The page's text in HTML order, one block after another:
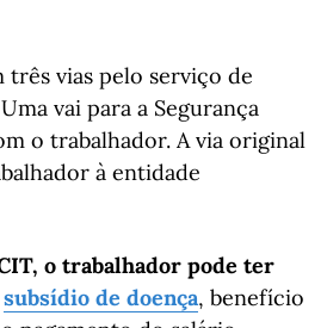
vias pelo serviço de
vai para a Segurança
o trabalhador. A via original
à entidade
o trabalhador pode ter
subsídio de doença, benefício